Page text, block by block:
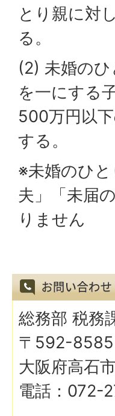
とり親に対
る。
(2) 未婚の
を一にする
500万円以
する。
※未婚のひ
夫」「未届
りません
総務部 税務
〒592-8585
大阪府高石
電話：072-